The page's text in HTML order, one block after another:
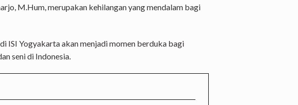
M.Hum, merupakan kehilangan yang mendalam bagi
ISI Yogyakarta akan menjadi momen berduka bagi
seni di Indonesia.